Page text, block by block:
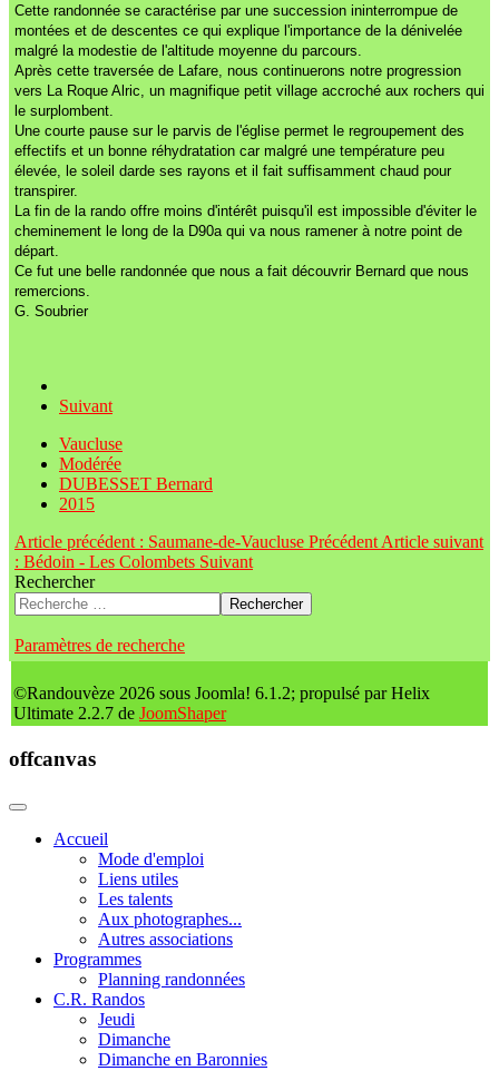
Cette randonnée se caractérise par une succession ininterrompue de
montées et de descentes ce qui explique l'importance de la dénivelée
malgré la modestie de l'altitude moyenne du parcours.
Après cette traversée de Lafare, nous continuerons notre progression
vers La Roque Alric, un magnifique petit village accroché aux rochers qui
le surplombent.
Une courte pause sur le parvis de l'église permet le regroupement des
effectifs et un bonne réhydratation car malgré une température peu
élevée, le soleil darde ses rayons et il fait suffisamment chaud pour
transpirer.
La fin de la rando offre moins d'intérêt puisqu'il est impossible d'éviter le
cheminement le long de la D90a qui va nous ramener à notre point de
départ.
Ce fut une belle randonnée que nous a fait découvrir Bernard que nous
remercions.
G. Soubrier
Suivant
Vaucluse
Modérée
DUBESSET Bernard
2015
Article précédent : Saumane-de-Vaucluse Précédent Article suivant
: Bédoin - Les Colombets Suivant
Rechercher
Rechercher
Paramètres de recherche
©Randouvèze 2026 sous Joomla! 6.1.2; propulsé par Helix
Ultimate 2.2.7 de JoomShaper
offcanvas
Accueil
Mode d'emploi
Liens utiles
Les talents
Aux photographes...
Autres associations
Programmes
Planning randonnées
C.R. Randos
Jeudi
Dimanche
Dimanche en Baronnies